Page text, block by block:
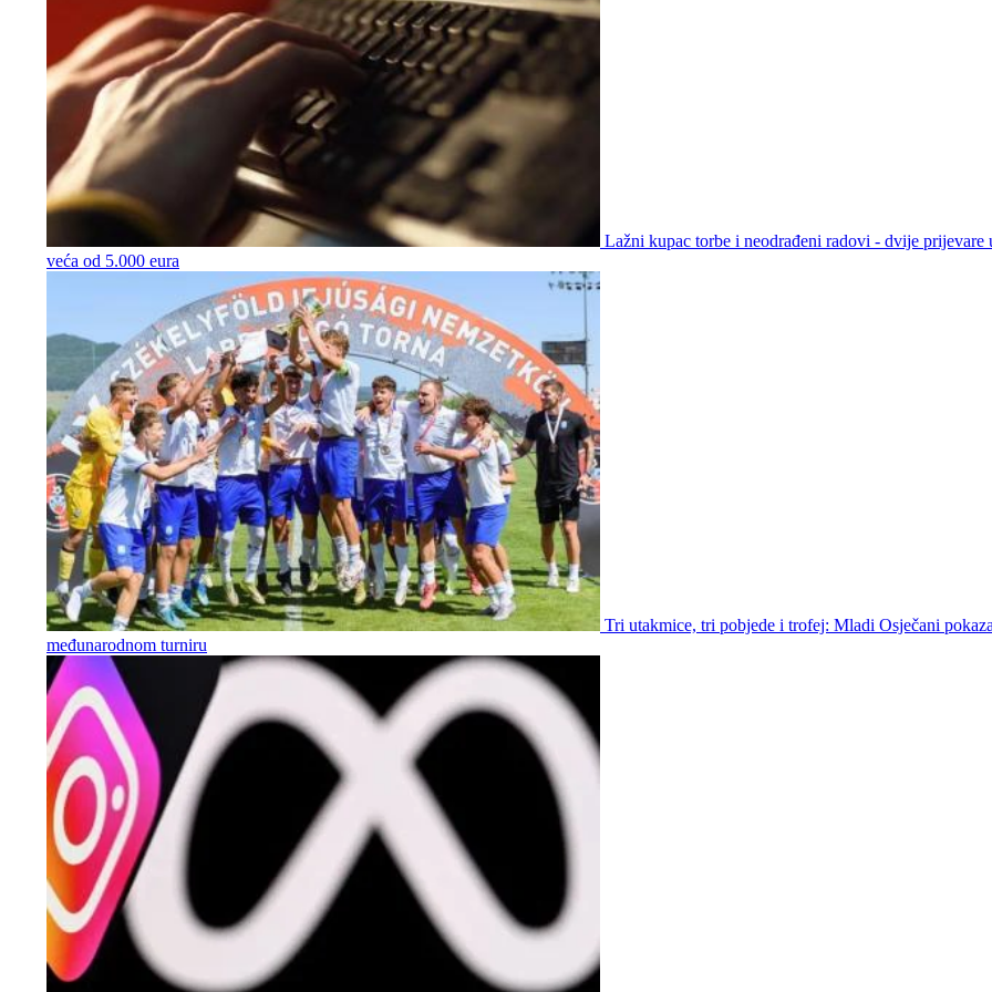
Lažni kupac torbe i neodrađeni radovi - dvije prijevare
veća od 5.000 eura
Tri utakmice, tri pobjede i trofej: Mladi Osječani
međunarodnom turniru